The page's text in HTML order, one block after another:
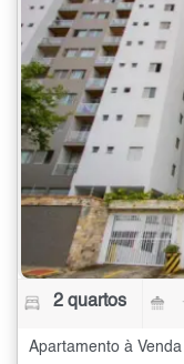
2 quartos
Apartamento à